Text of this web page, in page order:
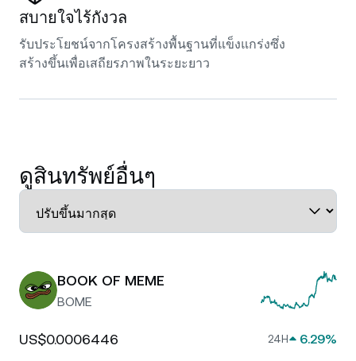
สบายใจไร้กังวล
รับประโยชน์จากโครงสร้างพื้นฐานที่แข็งแกร่งซึ่ง
สร้างขึ้นเพื่อเสถียรภาพในระยะยาว
ดูสินทรัพย์อื่นๆ
BOOK OF MEME
BOME
US$0.0006446 24H 6.29%